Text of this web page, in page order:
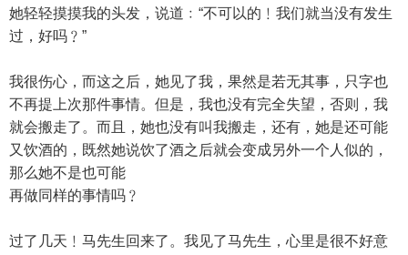
她轻轻摸摸我的头发，说道﹕“不可以的﹗我们就当没有发生
过，好吗﹖”
我很伤心，而这之后，她见了我，果然是若无其事，只字也
不再提上次那件事情。但是，我也没有完全失望，否则，我
就会搬走了。而且，她也没有叫我搬走，还有，她是还可能
又饮酒的，既然她说饮了酒之后就会变成另外一个人似的，
那么她不是也可能
再做同样的事情吗﹖
过了几天﹗马先生回来了。我见了马先生，心里是很不好意